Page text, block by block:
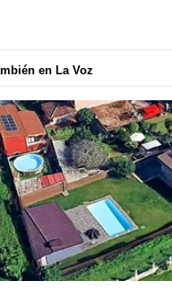
en La Voz